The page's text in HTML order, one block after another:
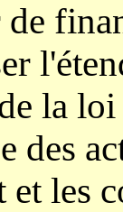
la
des
et les